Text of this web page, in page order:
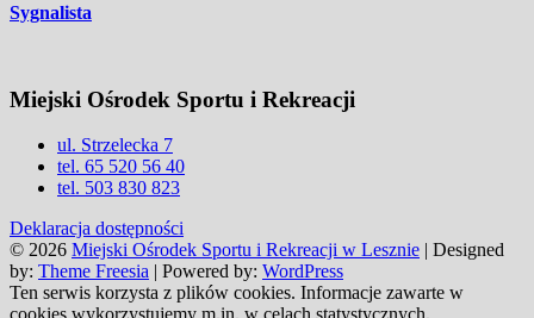
Sygnalista
Miejski Ośrodek Sportu i Rekreacji
ul. Strzelecka 7
tel. 65 520 56 40
tel. 503 830 823
Deklaracja dostępności
© 2026 Miejski Ośrodek Sportu i Rekreacji w Lesznie | Designed
by: Theme Freesia | Powered by: WordPress
Ten serwis korzysta z plików cookies. Informacje zawarte w